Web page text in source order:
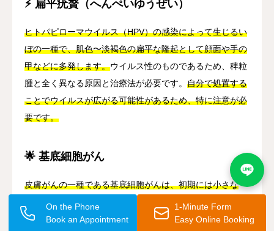
⚡ 扁平疣贅（へんぺいゆうぜい）
ヒトパピローマウイルス（HPV）の感染によって生じるい
ぼの一種で、肌色〜淡褐色の扁平な隆起として顔面や手の
甲などに多発します。ウイルス性のものであるため、稗粒
腫と全く異なる原因と治療法が必要です。 自分で処置する
ことでウイルスが広がる可能性があるため、特に注意が必
要です。
🌟 基底細胞がん
皮膚がんの一種である基底細胞がんは、初期には小さな
白〜真珠様の隆起として現れることがあり、稗粒腫と混同
されることがあります。早期発見・早期治療が重要な疾患
On the Phone
Book an Appointment
1-Minute Form
Easy Online Booking